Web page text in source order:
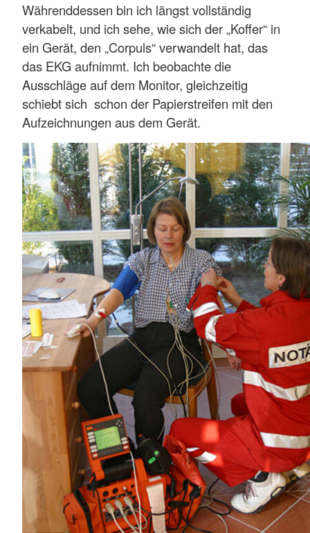
Währenddessen bin ich längst vollständig
verkabelt, und ich sehe, wie sich der „Koffer“ in
ein Gerät, den „Corpuls“ verwandelt hat, das
das EKG aufnimmt. Ich beobachte die
Ausschläge auf dem Monitor, gleichzeitig
schiebt sich schon der Papierstreifen mit den
Aufzeichnungen aus dem Gerät.